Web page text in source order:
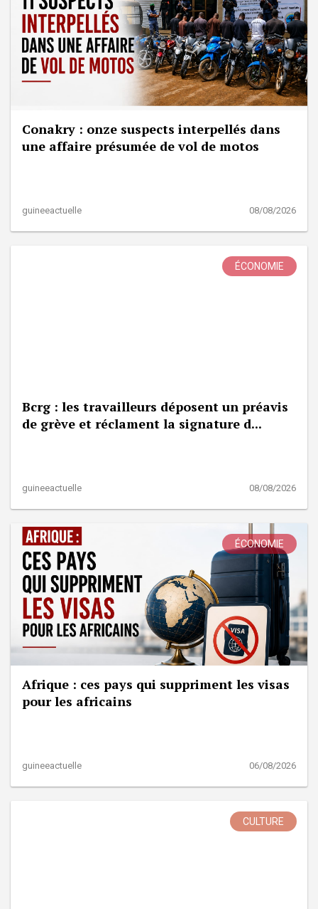
Conakry : onze suspects interpellés dans
une affaire présumée de vol de motos
guineeactuelle 08/08/2026
ÉCONOMIE
Bcrg : les travailleurs déposent un préavis
de grève et réclament la signature d...
guineeactuelle 08/08/2026
ÉCONOMIE
Afrique : ces pays qui suppriment les visas
pour les africains
guineeactuelle 06/08/2026
CULTURE